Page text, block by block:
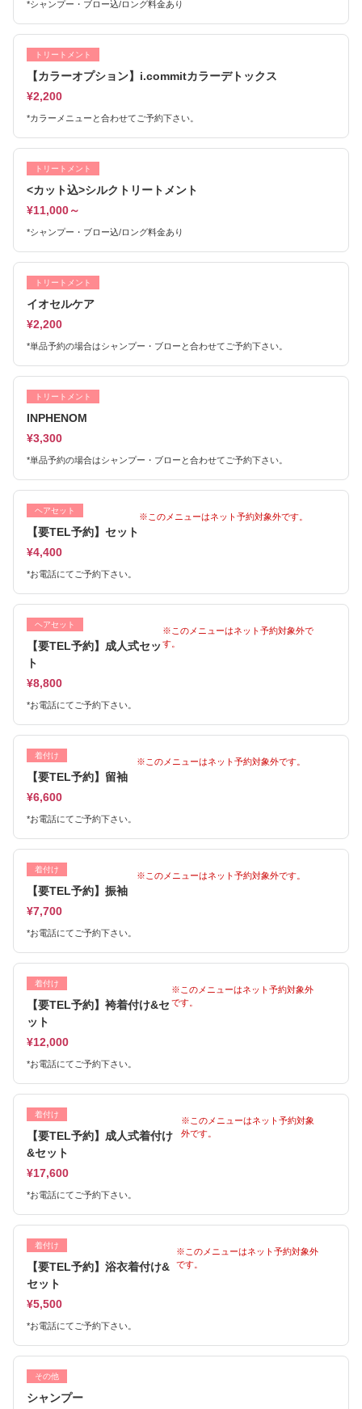
*シャンプー・ブロー込/ロング料金あり
トリートメント
【カラーオプション】i.commitカラーデトックス
¥2,200
*カラーメニューと合わせてご予約下さい。
トリートメント
<カット込>シルクトリートメント
¥11,000～
*シャンプー・ブロー込/ロング料金あり
トリートメント
イオセルケア
¥2,200
*単品予約の場合はシャンプー・ブローと合わせてご予約下さい。
トリートメント
INPHENOM
¥3,300
*単品予約の場合はシャンプー・ブローと合わせてご予約下さい。
ヘアセット
【要TEL予約】セット
¥4,400
*お電話にてご予約下さい。
※このメニューはネット予約対象外です。
ヘアセット
【要TEL予約】成人式セッ
ト
¥8,800
*お電話にてご予約下さい。
※このメニューはネット予約対象外で
す。
着付け
【要TEL予約】留袖
¥6,600
*お電話にてご予約下さい。
※このメニューはネット予約対象外です。
着付け
【要TEL予約】振袖
¥7,700
*お電話にてご予約下さい。
※このメニューはネット予約対象外です。
着付け
【要TEL予約】袴着付け&セ
ット
¥12,000
*お電話にてご予約下さい。
※このメニューはネット予約対象外
です。
着付け
【要TEL予約】成人式着付け
&セット
¥17,600
*お電話にてご予約下さい。
※このメニューはネット予約対象
外です。
着付け
【要TEL予約】浴衣着付け&
セット
¥5,500
*お電話にてご予約下さい。
※このメニューはネット予約対象外
です。
その他
シャンプー